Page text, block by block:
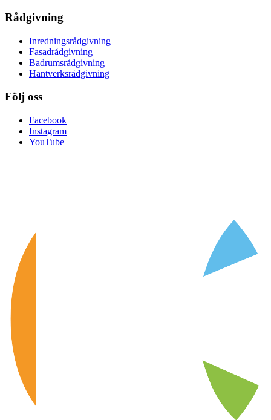
Rådgivning
Inredningsrådgivning
Fasadrådgivning
Badrumsrådgivning
Hantverksrådgivning
Följ oss
Facebook
Instagram
YouTube